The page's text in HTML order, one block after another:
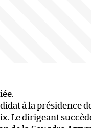
à la présidence
Le dirigeant